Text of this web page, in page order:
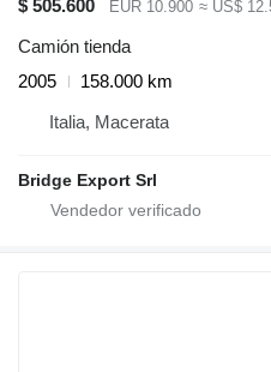
$ 505.600 EUR 10.900 ≈ US$
Camión tienda
2005
158.000 km
Italia, Macerata
Bridge Export Srl